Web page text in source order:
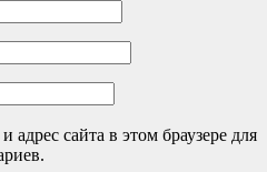
адрес сайта в этом браузере для